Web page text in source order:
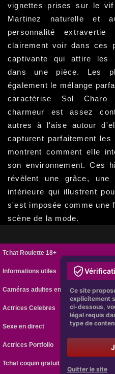
vignettes prises sur le
Martinez naturelle et
personnalité
clairement voir dans ces
captivante qui attire les
dans une pièce. Les
également le mélange
caractérise Sol Charo
charmeur est assez
autres à l'aise autour
capturent parfaitement
montrent comment elle
son environnement. Ces
révèlent une grâce, une
intérieure qui illustrent
s'est imposée comme une
scène de la mode.
Tchat Roulette 18+
Informations utiles
Caméras adultes en ligne
Actrices Celebres
Sexe en direct
Actrices Portfolio
Tchat coquin gratuit
Ce site
explicitement
ci-dessous,
légal requis
type de
Quitter le site